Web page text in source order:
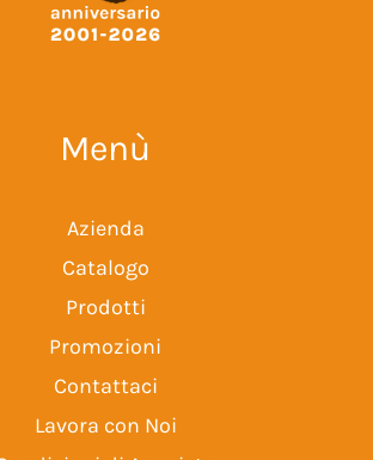
Menù
Azienda
Catalogo
Prodotti
Promozioni
Contattaci
Lavora con Noi